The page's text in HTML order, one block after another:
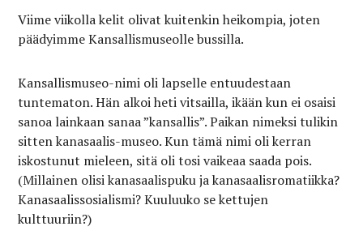
Viime viikolla kelit olivat kuitenkin heikompia, joten
päädyimme Kansallismuseolle bussilla.
Kansallismuseo-nimi oli lapselle entuudestaan
tuntematon. Hän alkoi heti vitsailla, ikään kun ei osaisi
sanoa lainkaan sanaa ”kansallis”. Paikan nimeksi tulikin
sitten kanasaalis-museo. Kun tämä nimi oli kerran
iskostunut mieleen, sitä oli tosi vaikeaa saada pois.
(Millainen olisi kanasaalispuku ja kanasaalisromatiikka?
Kanasaalissosialismi? Kuuluuko se kettujen
kulttuuriin?)